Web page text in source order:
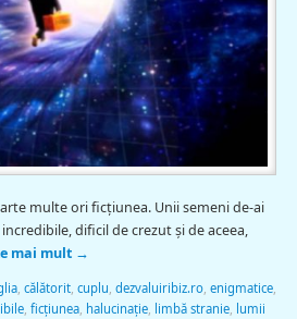
multe ori ficţiunea. Unii semeni de-ai
dificil de crezut şi de aceea,
mai mult →
, călătorit, cuplu, dezvaluiribiz.ro, enigmatice,
, ficţiunea, halucinație, limbă stranie, lumii